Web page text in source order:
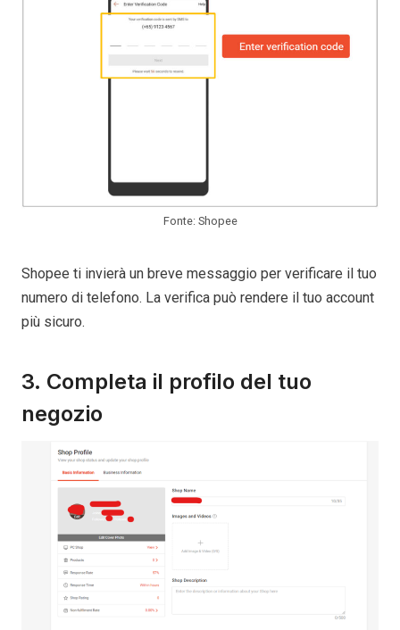
Fonte: Shopee
Shopee ti invierà un breve messaggio per verificare il tuo
numero di telefono. La verifica può rendere il tuo account
più sicuro.
3. Completa il profilo del tuo
negozio